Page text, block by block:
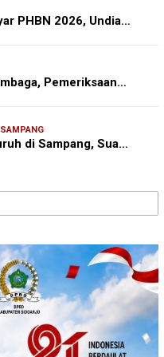
PHBN 2026, Undia…
Pemeriksaan…
SAMPANG
di Sampang, Sua…